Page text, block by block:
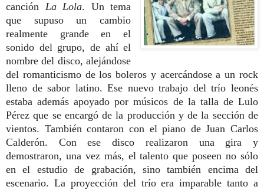
canción La Lola. Un tema
que supuso un cambio
realmente grande en el
sonido del grupo, de ahí el
nombre del disco, alejándose
del romanticismo de los boleros y acercándose a un rock
lleno de sabor latino. Ese nuevo trabajo del trío leonés
estaba además apoyado por músicos de la talla de Lulo
Pérez que se encargó de la producción y de la sección de
vientos. También contaron con el piano de Juan Carlos
Calderón. Con ese disco realizaron una gira y
demostraron, una vez más, el talento que poseen no sólo
en el estudio de grabación, sino también encima del
escenario. La proyección del trío era imparable tanto a